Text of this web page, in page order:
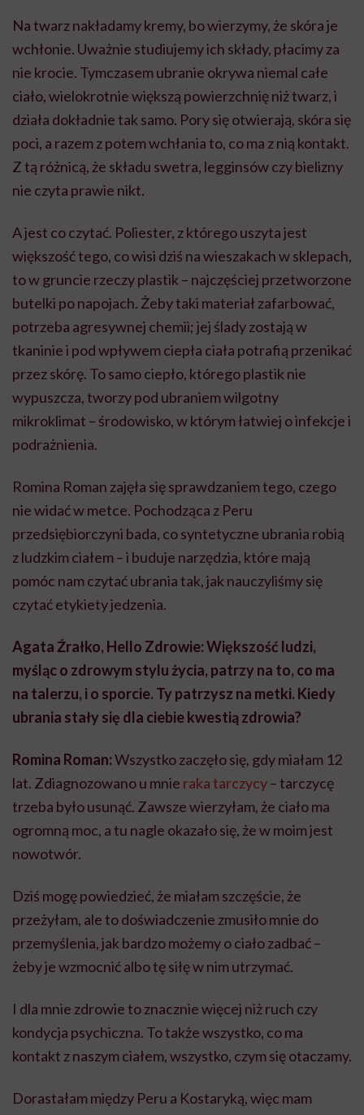
Na twarz nakładamy kremy, bo wierzymy, że skóra je
wchłonie. Uważnie studiujemy ich składy, płacimy za
nie krocie. Tymczasem ubranie okrywa niemal całe
ciało, wielokrotnie większą powierzchnię niż twarz, i
działa dokładnie tak samo. Pory się otwierają, skóra się
poci, a razem z potem wchłania to, co ma z nią kontakt.
Z tą różnicą, że składu swetra, legginsów czy bielizny
nie czyta prawie nikt.
A jest co czytać. Poliester, z którego uszyta jest
większość tego, co wisi dziś na wieszakach w sklepach,
to w gruncie rzeczy plastik – najczęściej przetworzone
butelki po napojach. Żeby taki materiał zafarbować,
potrzeba agresywnej chemii; jej ślady zostają w
tkaninie i pod wpływem ciepła ciała potrafią przenikać
przez skórę. To samo ciepło, którego plastik nie
wypuszcza, tworzy pod ubraniem wilgotny
mikroklimat – środowisko, w którym łatwiej o infekcje i
podrażnienia.
Romina Roman zajęła się sprawdzaniem tego, czego
nie widać w metce. Pochodząca z Peru
przedsiębiorczyni bada, co syntetyczne ubrania robią
z ludzkim ciałem – i buduje narzędzia, które mają
pomóc nam czytać ubrania tak, jak nauczyliśmy się
czytać etykiety jedzenia.
Agata Źrałko, Hello Zdrowie: Większość ludzi,
myśląc o zdrowym stylu życia, patrzy na to, co ma
na talerzu, i o sporcie. Ty patrzysz na metki. Kiedy
ubrania stały się dla ciebie kwestią zdrowia?
Romina Roman:Wszystko zaczęło się, gdy miałam 12
lat. Zdiagnozowano u mnie raka tarczycy– tarczycę
trzeba było usunąć. Zawsze wierzyłam, że ciało ma
ogromną moc, a tu nagle okazało się, że w moim jest
nowotwór.
Dziś mogę powiedzieć, że miałam szczęście, że
przeżyłam, ale to doświadczenie zmusiło mnie do
przemyślenia, jak bardzo możemy o ciało zadbać –
żeby je wzmocnić albo tę siłę w nim utrzymać.
I dla mnie zdrowie to znacznie więcej niż ruch czy
kondycja psychiczna. To także wszystko, co ma
kontakt z naszym ciałem, wszystko, czym się otaczamy.
Dorastałam między Peru a Kostaryką, więc mam